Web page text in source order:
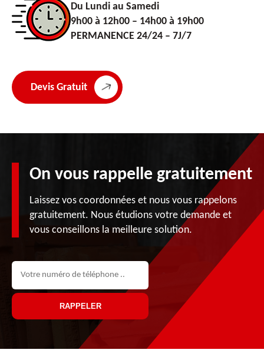
Du Lundi au Samedi
9h00 à 12h00 – 14h00 à 19h00
PERMANENCE 24/24 – 7J/7
Devis Gratuit
On vous rappelle gratuitement
Laissez vos coordonnées et nous vous rappelons
gratuitement. Nous étudions votre demande et
vous conseillons la meilleure solution.